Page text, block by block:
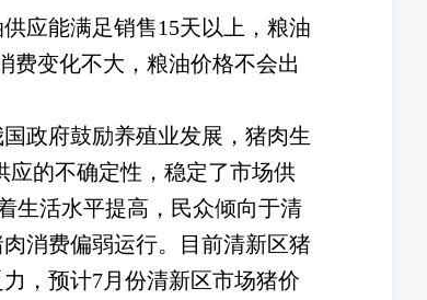
应能满足销售15天以上，粮油
费变化不大，粮油价格不会出
政府鼓励养殖业发展，猪肉生
应的不确定性，稳定了市场供
生活水平提高，民众倾向于清
消费偏弱运行。目前清新区猪
，预计7月份清新区市场猪价